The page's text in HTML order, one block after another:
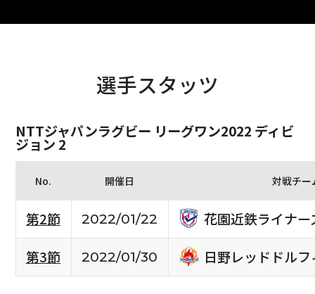
選手スタッツ
NTTジャパンラグビー リーグワン2022 ディビ
ジョン 2
No. 開催日 対戦チー
第2節 2022/01/22
花園近鉄ライナー
第3節
2022/01/30 日野レッドドル